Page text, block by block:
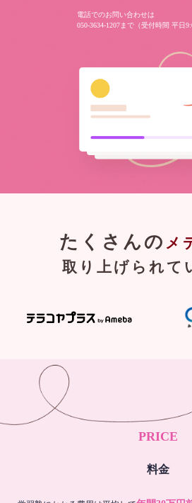
電話でのお問い合わせは
050-3634-1207まで（受付時間 平日
たくさんの メ
取り上げられて
PRICE
料金